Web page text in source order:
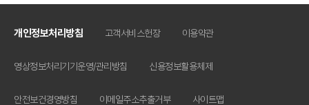
개인정보처리방침 고객서비스헌장 이용약관
영상정보처리기기운영/관리방침 신용정보활용체제
안전보건경영방침 이메일주소추출거부 사이트맵